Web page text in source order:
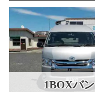
1BOXバン